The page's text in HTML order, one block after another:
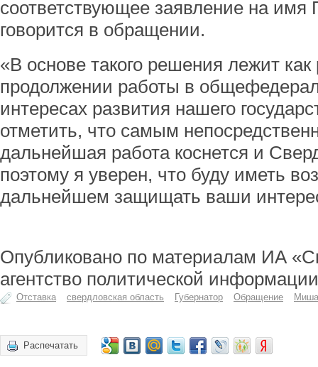
соответствующее заявление на
говорится в обращении.
«В основе такого решения лежит
продолжении работы в
интересах развития нашего
отметить, что самым
дальнейшая работа коснется и
поэтому я уверен, что буду иметь
дальнейшем защищать ваши
Опубликовано по материалам ИА
агентство политической
Отставка свердловская область Губернатор Обращение
Распечатать